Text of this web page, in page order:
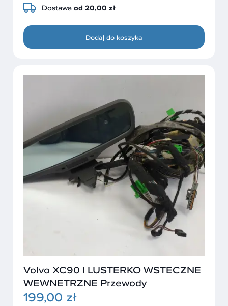
Dostawa od 20,00 zł
Dodaj do koszyka
Volvo XC90 I LUSTERKO WSTECZNE
WEWNETRZNE Przewody
199,00 zł